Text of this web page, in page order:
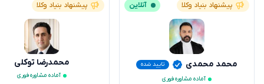
پیشنهاد بنیاد وکلا آنلاین
محمد محمدی
تایید شده
آماده مشاوره فوری
پیشنهاد بنیاد وکلا
محمدرضا توکلی
آماده مشاوره فوری